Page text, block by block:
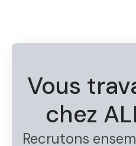
Vous
chez
Recrutons